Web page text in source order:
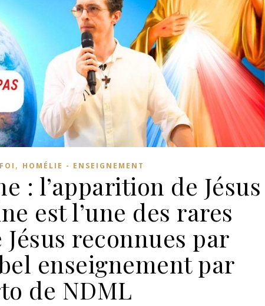
FOI , HOMÉLIE - ENSEIGNEMENT
: l’apparition de Jésus
est l’une des rares
reconnues par
enseignement par
de NDML